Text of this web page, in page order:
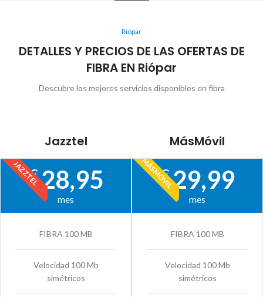
Riópar
DETALLES Y PRECIOS DE LAS OFERTAS DE
FIBRA EN Riópar
Descubre los mejores servicios disponibles en fibra
Jazztel
JAZZTEL
€28,95
mes
FIBRA 100 MB
Velocidad 100 Mb
simétricos
MásMóvil
MÁSMÓVIL
€29,99
mes
FIBRA 100 MB
Velocidad 100 Mb
simétricos